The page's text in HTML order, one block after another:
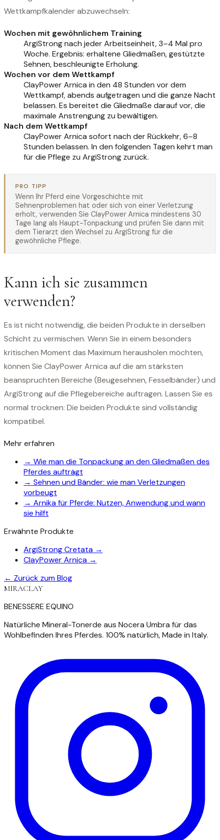
Wettkampfkalender abzuwechseln:
Wochen mit gewöhnlichem Training
ArgiStrong nach jeder Arbeitseinheit, 3–4 Mal pro
Woche. Ergebnis: erhaltene Gliedmaßen, gestützte
Sehnen, beschleunigte Erholung.
Wochen vor dem Wettkampf
ClayPower Arnica in den 48 Stunden vor dem
Wettkampf, abends aufgetragen und die ganze Nacht
belassen. Es bereitet die Gliedmaße darauf vor, die
maximale Anstrengung zu bewältigen.
Nach dem Wettkampf
ClayPower Arnica sofort nach der Rückkehr, 6–8
Stunden belassen. In den folgenden Tagen kehrt man
für die Pflege zu ArgiStrong zurück.
PRO TIPP
Wenn Ihr Pferd eine Vorgeschichte mit
Sehnenproblemen hat oder sich von einer Verletzung
erholt, verwenden Sie ClayPower Arnica mindestens 30
Tage lang als Haupt-Tonpackung und prüfen Sie dann mit
dem Tierarzt den Wechsel zu ArgiStrong für die
gewöhnliche Pflege.
Kann ich sie zusammen
verwenden?
Es ist nicht notwendig, die beiden Produkte in derselben
Schicht zu vermischen. Wenn Sie in einem besonders
kritischen Moment das Maximum herausholen möchten,
können Sie ClayPower Arnica auf die am stärksten
beanspruchten Bereiche (Beugesehnen, Fesselbänder) und
ArgiStrong auf die Pflegebereiche auftragen. Lassen Sie es
normal trocknen: Die beiden Produkte sind vollständig
kompatibel.
Mehr erfahren
→ Wie man die Tonpackung an den Gliedmaßen des
Pferdes aufträgt
→ Sehnen und Bänder: wie man Verletzungen
vorbeugt
→ Arnika für Pferde: Nutzen, Anwendung und wann
sie hilft
Erwähnte Produkte
ArgiStrong Cretata →
ClayPower Arnica →
← Zurück zum Blog
MIRACLAY
BENESSERE EQUINO
Natürliche Mineral-Tonerde aus Nocera Umbra für das
Wohlbefinden Ihres Pferdes. 100% natürlich, Made in Italy.